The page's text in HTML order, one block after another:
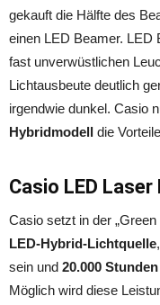
gekauft die Hälfte des
einen LED Beamer. LED
fast unverwüstlichen
Lichtausbeute deutlich
irgendwie dunkel. Casio
Hybridmodell die
Casio LED
Casio setzt in der
LED-Hybrid-Lichtquelle
sein und 20.000
Möglich wird diese